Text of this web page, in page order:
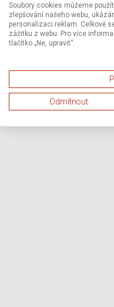
Soubory cookies můžeme
zlepšování našeho webu,
personalizaci reklam. Celkově
zážitku z webu. Pro více
tlačítko „Ne, upravit“.
Odmítnout